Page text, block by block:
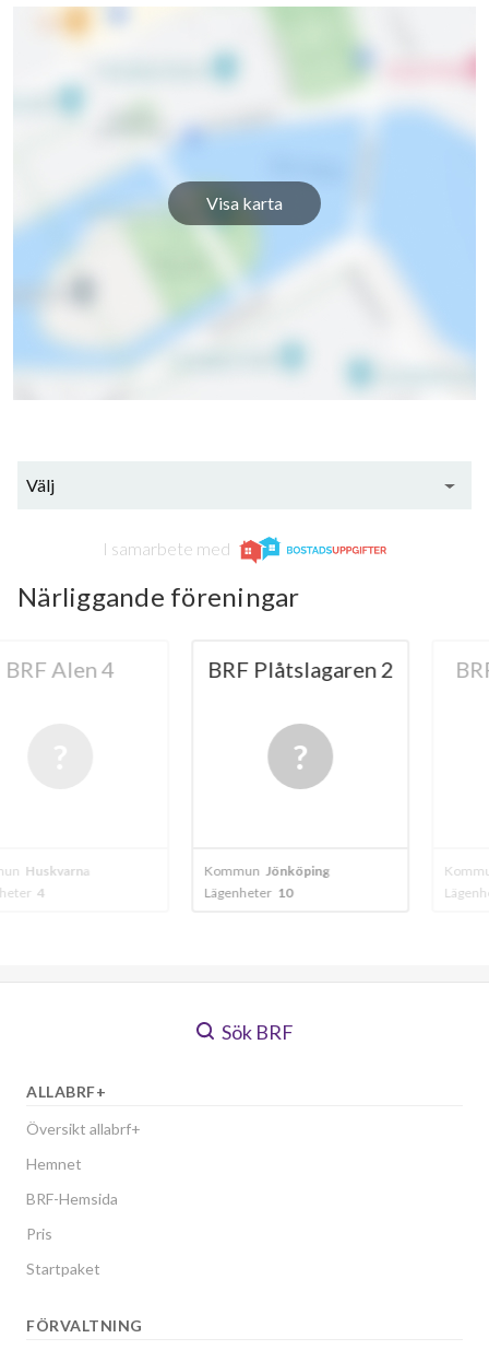
Visa karta
Välj
I samarbete med
Närliggande föreningar
4 BRF Plåtslagaren 2
Jönköping
Lägenheter 10
BRF
Lägenheter 4
Sök BRF
ALLABRF+
Översikt allabrf+
Hemnet
BRF-Hemsida
Pris
Startpaket
FÖRVALTNING